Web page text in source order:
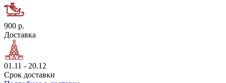
900 р.
Доставка
01.11 - 20.12
Срок доставки